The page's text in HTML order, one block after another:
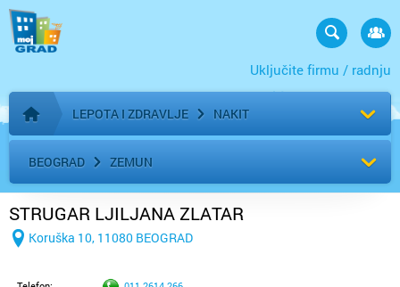
Uključite firmu / radnju
Početna stranica
LEPOTA I ZDRAVLJE NAKIT
BEOGRAD ZEMUN
STRUGAR LJILJANA ZLATAR
Koruška 10, 11080 BEOGRAD